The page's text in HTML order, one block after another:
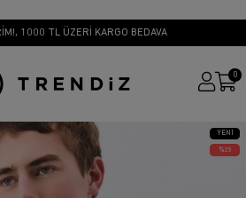
1000 TL ÜZERİ KARGO BEDAVA
0
YENI
ÜRÜN
25